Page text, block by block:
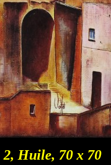
Huile, 70 x 70